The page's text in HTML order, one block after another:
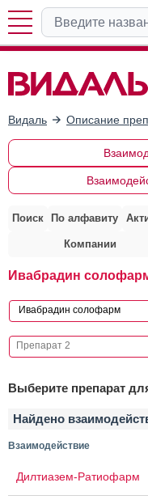
Видаль Описание
Поиск По алфавиту
Компании
Ивабрадин
Выберите препарат
Найдено
Взаимодействие
Дилтиазем-Ратиофарм